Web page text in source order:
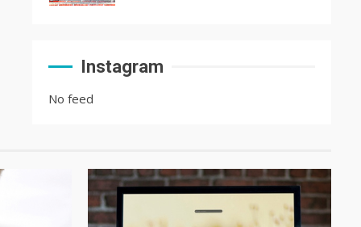
Tamales Colorados
Instagram
No feed